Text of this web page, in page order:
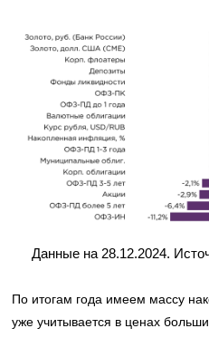
Данные на 28.12.2024.
По итогам года имеем массу
уже учитывается в ценах